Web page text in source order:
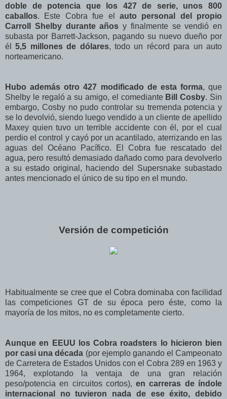
doble de potencia que los 427 de serie, unos 800
caballos. Este Cobra fue el auto personal del propio
Carroll Shelby durante años y finalmente se vendió en
subasta por Barrett-Jackson, pagando su nuevo dueño por
él5,5 millones de dólares, todo un récord para un auto
norteamericano.
Hubo además otro 427 modificado de esta forma, que
Shelby le regaló a su amigo, el comediante Bill Cosby. Sin
embargo, Cosby no pudo controlar su tremenda potencia y
se lo devolvió, siendo luego vendido a un cliente de apellido
Maxey quien tuvo un terrible accidente con él, por el cual
perdio el control y cayó por un acantilado, aterrizando en las
aguas del Océano Pacífico. El Cobra fue rescatado del
agua, pero resultó demasiado dañado como para devolverlo
a su estado original, haciendo del Supersnake subastado
antes mencionado el único de su tipo en el mundo.
Versión de competición
Habitualmente se cree que el Cobra dominaba con facilidad
las competiciones GT de su época pero éste, como la
mayoría de los mitos, no es completamente cierto.
Aunque en EEUU los Cobra roadsters lo hicieron bien
por casi una década (por ejemplo ganando el Campeonato
de Carretera de Estados Unidos con el Cobra 289 en 1963 y
1964, explotando la ventaja de una gran relación
peso/potencia en circuitos cortos),en carreras de índole
internacional no tuvieron nada de ese éxito, debido